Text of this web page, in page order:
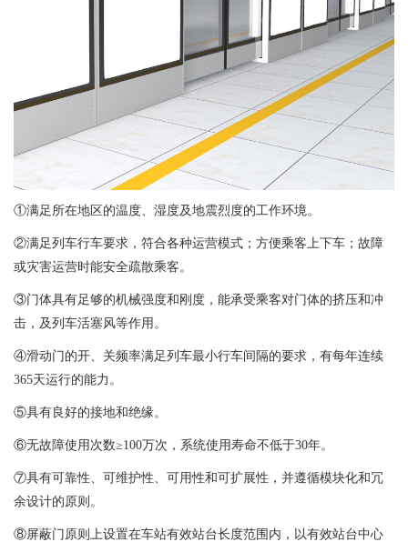
①满足所在地区的温度、湿度及地震烈度的工作环境。
②满足列车行车要求，符合各种运营模式；方便乘客上下车；故障
或灾害运营时能安全疏散乘客。
③门体具有足够的机械强度和刚度，能承受乘客对门体的挤压和冲
击，及列车活塞风等作用。
④滑动门的开、关频率满足列车最小行车间隔的要求，有每年连续
365天运行的能力。
⑤具有良好的接地和绝缘。
⑥无故障使用次数≥100万次，系统使用寿命不低于30年。
⑦具有可靠性、可维护性、可用性和可扩展性，并遵循模块化和冗
余设计的原则。
⑧屏蔽门原则上设置在车站有效站台长度范围内，以有效站台中心